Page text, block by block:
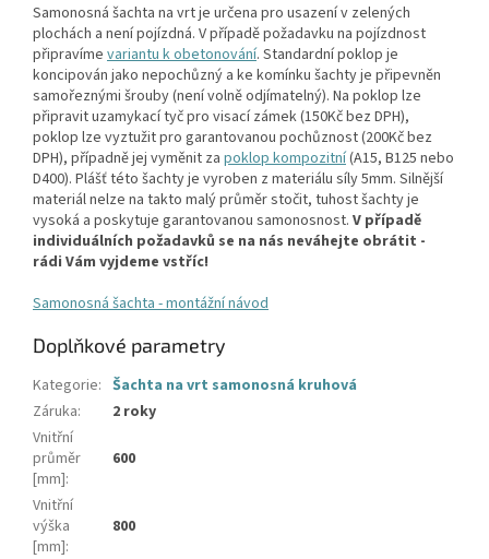
Samonosná šachta na vrt je určena pro usazení v zelených
plochách a není pojízdná. V případě požadavku na pojízdnost
připravíme variantu k obetonování. Standardní poklop je
koncipován jako nepochůzný a ke komínku šachty je připevněn
samořeznými šrouby (není volně odjímatelný). Na poklop lze
připravit uzamykací tyč pro visací zámek (150Kč bez DPH),
poklop lze vyztužit pro garantovanou pochůznost (200Kč bez
DPH), případně jej vyměnit za poklop kompozitní(A15, B125 nebo
D400). Plášť této šachty je vyroben z materiálu síly 5mm. Silnější
materiál nelze na takto malý průměr stočit, tuhost šachty je
vysoká a poskytuje garantovanou samonosnost. V případě
individuálních požadavků se na nás neváhejte obrátit -
rádi Vám vyjdeme vstříc!
Samonosná šachta - montážní návod
Doplňkové parametry
Kategorie: Šachta na vrt samonosná kruhová
Záruka:
2 roky
Vnitřní
průměr
[mm]:
600
Vnitřní
výška
[mm]:
800